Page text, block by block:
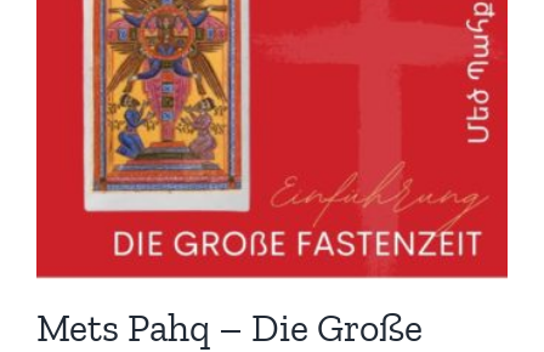
Mets Pahq – Die Große